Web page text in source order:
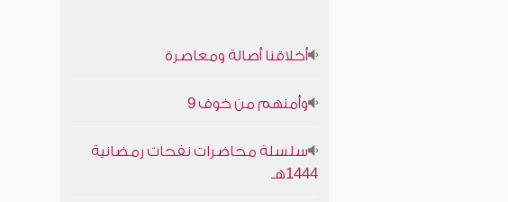
أخلاقنا أصالة ومعاصرة
وأمنهم من خوف 9
سلسلة محاضرات نفحات رمضانية
1444هـ